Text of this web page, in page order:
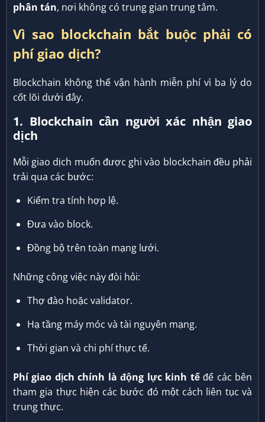
phân tán, nơi không có trung gian trung tâm.
Vì sao blockchain bắt buộc phải có
phí giao dịch?
Blockchain không thể vận hành miễn phí vì ba lý do
cốt lõi dưới đây.
1. Blockchain cần người xác nhận giao
dịch
Mỗi giao dịch muốn được ghi vào blockchain đều phải
trải qua các bước:
Kiểm tra tính hợp lệ.
Đưa vào block.
Đồng bộ trên toàn mạng lưới.
Những công việc này đòi hỏi:
Thợ đào hoặc validator.
Hạ tầng máy móc và tài nguyên mạng.
Thời gian và chi phí thực tế.
Phí giao dịch chính là động lực kinh tếđể các bên
tham gia thực hiện các bước đó một cách liên tục và
trung thực.